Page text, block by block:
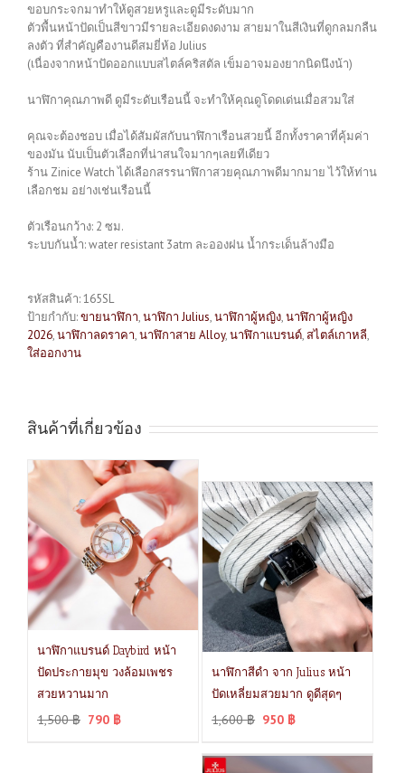
ขอบกระจกมาทำให้ดูสวยหรูและดูมีระดับมาก
ตัวพื้นหน้าปัดเป็นสีขาวมีรายละเอียดงดงาม สายมาในสีเงินที่ดูกลมกลืน
ลงตัว ที่สำคัญคืองานดีสมยี่ห้อ Julius
(เนื่องจากหน้าปัดออกแบบสไตล์คริสตัล เข็มอาจมองยากนิดนึงน้า)
นาฬิกาคุณภาพดี ดูมีระดับเรือนนี้ จะทำให้คุณดูโดดเด่นเมื่อสวมใส่
คุณจะต้องชอบ เมื่อได้สัมผัสกับนาฬิกาเรือนสวยนี้ อีกทั้งราคาที่คุ้มค่า
ของมัน นับเป็นตัวเลือกที่น่าสนใจมากๆเลยทีเดียว
ร้าน Zinice Watch ได้เลือกสรรนาฬิกาสวยคุณภาพดีมากมาย ไว้ให้ท่าน
เลือกชม อย่างเช่นเรือนนี้
ตัวเรือนกว้าง: 2 ซม.
ระบบกันน้ำ: water resistant 3atm ละอองฝน น้ำกระเด็นล้างมือ
รหัสสินค้า:165SL
ป้ายกำกับ:ขายนาฬิกา,นาฬิกา Julius,นาฬิกาผู้หญิง,นาฬิกาผู้หญิง
2026,นาฬิกาลดราคา,นาฬิกาสาย Alloy,นาฬิกาแบรนด์,สไตล์เกาหลี,
ใส่ออกงาน
สินค้าที่เกี่ยวข้อง
นาฬิกาแบรนด์ Daybird หน้า
ปัดประกายมุข วงล้อมเพชร
สวยหวานมาก
1,500฿ 790 ฿
นาฬิกาสีดำ จาก Julius หน้า
ปัดเหลี่ยมสวยมาก ดูดีสุดๆ
1,600฿ 950 ฿